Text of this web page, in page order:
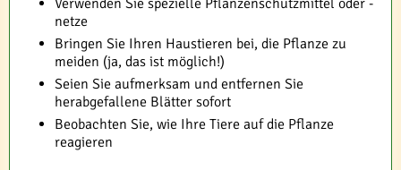
Verwenden Sie spezielle Pflanzenschutzmittel oder -
netze
Bringen Sie Ihren Haustieren bei, die Pflanze zu
meiden (ja, das ist möglich!)
Seien Sie aufmerksam und entfernen Sie
herabgefallene Blätter sofort
Beobachten Sie, wie Ihre Tiere auf die Pflanze
reagieren